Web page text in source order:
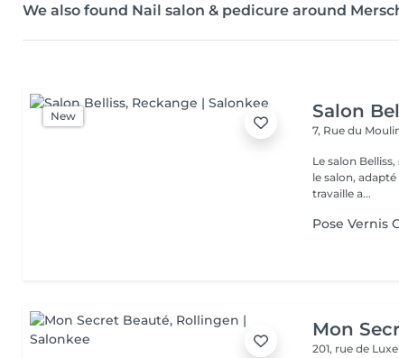
We also found Nail salon & pedicure around
New Salon
7, Rue du
Le salon
le salon,
travaille a...
Pose Vernis
Mon
201, rue de